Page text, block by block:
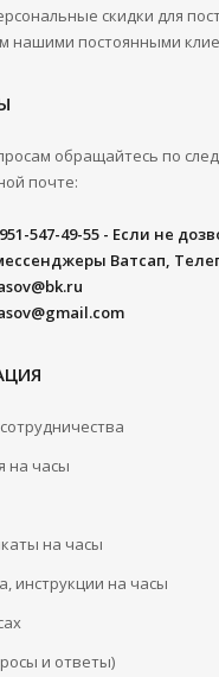
скидки для
нашими постоянными
обращайтесь по
почте:
547-49-55 - Если не
Ватсап,
на часы
на часы
инструкции на часы
и ответы)